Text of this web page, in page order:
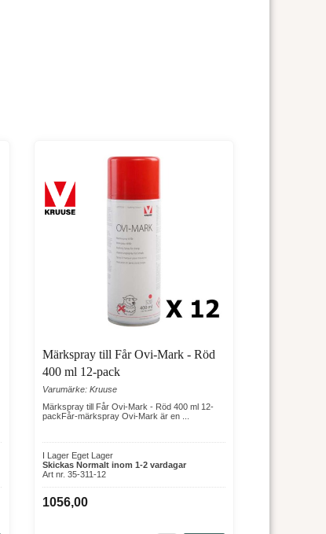
Märkspray till Får Ovi-Mark - Röd
400 ml 12-pack
Varumärke: Kruuse
Märkspray till Får Ovi-Mark - Röd 400 ml 12-
packFår-märkspray Ovi-Mark är en ...
I Lager Eget Lager
Skickas Normalt inom 1-2 vardagar
Art nr. 35-311-12
1056,00